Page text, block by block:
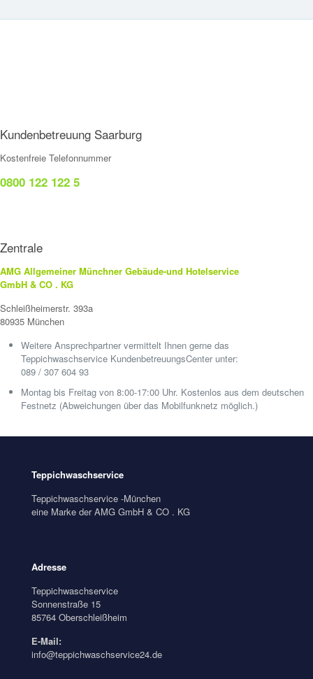
Kundenbetreuung Saarburg
Kostenfreie Telefonnummer
0800 122 122 5
Zentrale
AMG Allgemeiner Münchner Gebäude-und Hotelservice
GmbH & CO . KG
Schleißheimerstr. 393a
80935 München
Weitere Ansprechpartner vermittelt Ihnen gerne das
Teppichwaschservice KundenbetreuungsCenter unter:
089 / 307 604 93
Montag bis Freitag von 8:00-17:00 Uhr. Kostenlos aus dem deutschen
Festnetz (Abweichungen über das Mobilfunknetz möglich.)
Teppichwaschservice
Teppichwaschservice -München
eine Marke der AMG GmbH & CO . KG
Adresse
Teppichwaschservice
Sonnenstraße 15
85764 Oberschleißheim
E-Mail:
info@teppichwaschservice24.de